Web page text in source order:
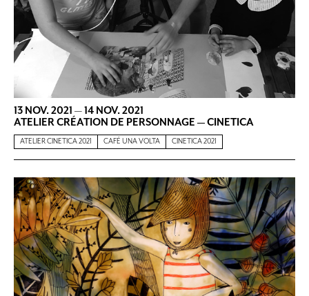
13 NOV. 2021 —14 NOV. 2021
ATELIER CRÉATION DE PERSONNAGE — CINETICA
ATELIER CINETICA 2021 CAFÉ UNA VOLTA CINETICA 2021